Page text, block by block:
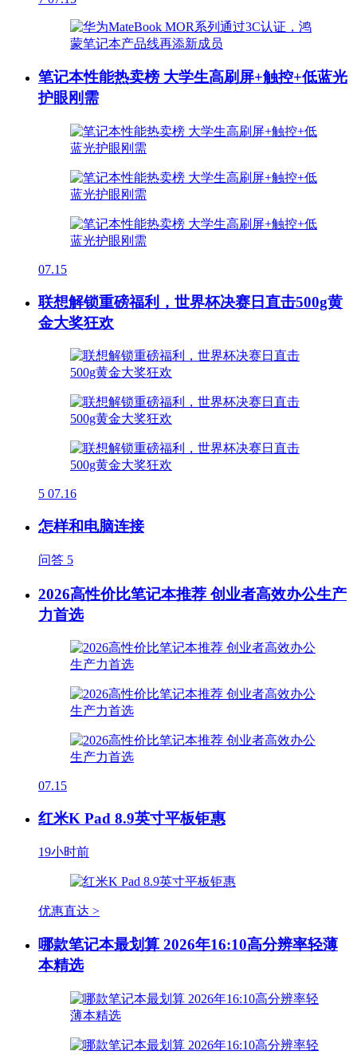
笔记本性能热卖榜 大学生高刷屏+触控+低蓝光
护眼刚需
07.15
联想解锁重磅福利，世界杯决赛日直击500g黄
金大奖狂欢
5 07.16
怎样和电脑连接
问答 5
2026高性价比笔记本推荐 创业者高效办公生产
力首选
07.15
红米K Pad 8.9英寸平板钜惠
19小时前
优惠直达 >
哪款笔记本最划算 2026年16:10高分辨率轻薄
本精选